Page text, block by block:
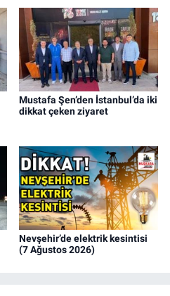
Mustafa Şen’den İstanbul’da iki
dikkat çeken ziyaret
Nevşehir’de elektrik kesintisi
(7 Ağustos 2026)